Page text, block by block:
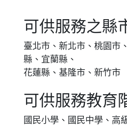
可供服務之縣
臺北市、新北市、桃園市
縣、宜蘭縣、
花蓮縣、基隆市、新竹市
可供服務教育
國民小學、國民中學、高